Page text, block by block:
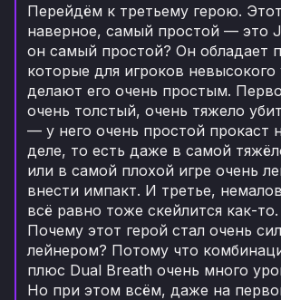
Перейдём к третьему герою.
наверное, самый простой — это
он самый простой? Он обладает
которые для игроков невысокого
делают его очень простым.
очень толстый, очень тяжело
— у него очень простой прокаст
деле, то есть даже в самой
или в самой плохой игре очень
внести импакт. И третье,
всё равно тоже скейлится как-то.
Почему этот герой стал очень
лейнером? Потому что
плюс Dual Breath очень много
Но при этом всём, даже на